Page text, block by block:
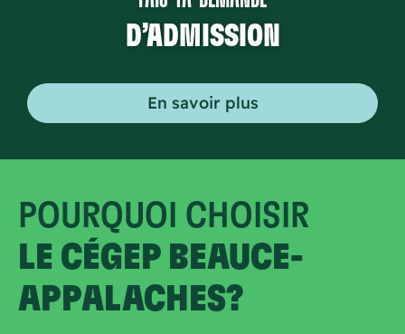
D’ADMISSION
En savoir plus
POURQUOI CHOISIR
LE CÉGEP BEAUCE-
APPALACHES?